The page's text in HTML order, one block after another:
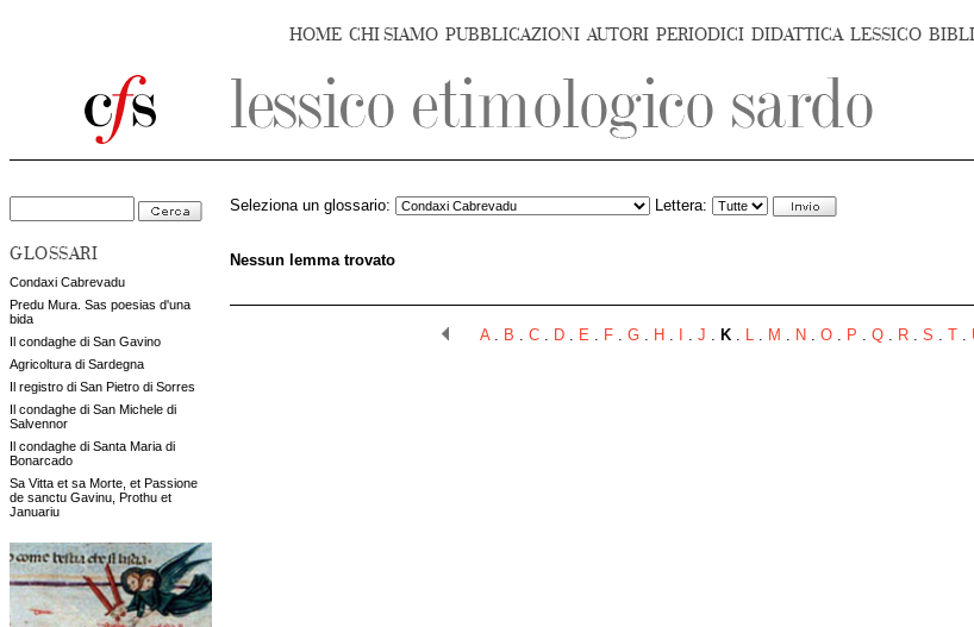
HOME CHI SIAMO PUBBLICAZIONI AUTORI PERIODICI DIDATTICA LESSICO
GLOSSARI
Condaxi Cabrevadu
Predu Mura. Sas poesias d'una
bida
Il condaghe di San Gavino
Agricoltura di Sardegna
Il registro di San Pietro di Sorres
Il condaghe di San Michele di
Salvennor
Il condaghe di Santa Maria di
Bonarcado
Sa Vitta et sa Morte, et Passione
de sanctu Gavinu, Prothu et
Januariu
Seleziona un glossario: Lettera:
Nessun lemma trovato
A. B . C. D. E . F. G. H . . J . K. L. M . N . O. P . Q. R. S . .